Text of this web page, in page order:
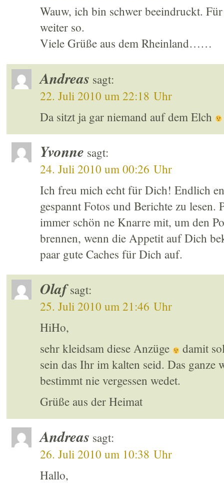
Wauw, ich bin schwer beeindruckt.
weiter so.
Viele Grüße aus dem Rheinland……
Andreas sagt:
22. Juli 2010 um 22:18 Uhr
Da sitzt ja gar niemand auf dem Elch
Yvonne sagt:
24. Juli 2010 um 00:26 Uhr
Ich freu mich echt für Dich! Endlich
gespannt Fotos und Berichte zu
immer schön ne Knarre mit, um den
brennen, wenn die Appetit auf Dich
paar gute Caches für Dich auf.
Olaf sagt:
25. Juli 2010 um 21:46 Uhr
HiHo,
sehr kleidsam diese Anzüge
damit
sein das Ihr im kalten seid. Das
bestimmt nie vergessen wedet.
Grüße aus der Heimat
Andreas sagt:
26. Juli 2010 um 10:38 Uhr
Hallo,